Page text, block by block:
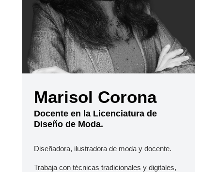
Marisol Corona
Docente en la Licenciatura de
Diseño de Moda.
Diseñadora, ilustradora de moda y docente.
Trabaja con técnicas tradicionales y digitales,